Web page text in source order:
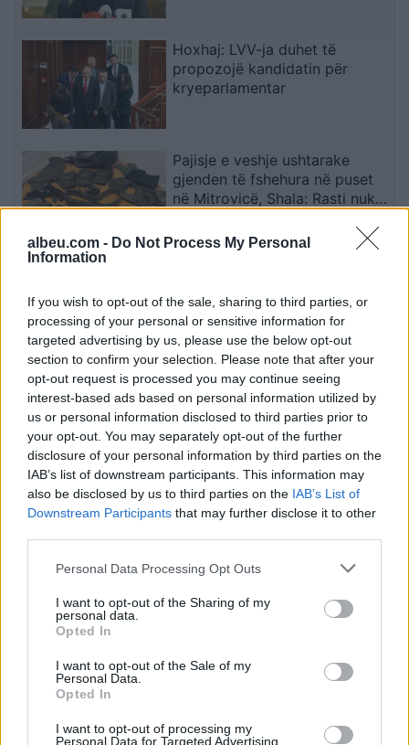
albeu.com - Do Not Process My Personal
Information
If you wish to opt-out of the sale, sharing to third parties, or
processing of your personal or sensitive information for
targeted advertising by us, please use the below opt-out
section to confirm your selection. Please note that after your
opt-out request is processed you may continue seeing
interest-based ads based on personal information utilized by
us or personal information disclosed to third parties prior to
your opt-out. You may separately opt-out of the further
disclosure of your personal information by third parties on the
IAB’s list of downstream participants. This information may
also be disclosed by us to third parties on the IAB’s List of
Downstream Participants that may further disclose it to other
Personal Data Processing Opt Outs
I want to opt-out of the Sharing of my
personal data.
Opted In
I want to opt-out of the Sale of my
Personal Data.
Opted In
I want to opt-out of processing my
Personal Data for Targeted Advertising.
Hoxhaj: LVV-ja duhet të
propozojë kandidatin për
kryeparlamentar
Pajisje e veshje ushtarake
gjenden të fshehura në puset
në Mitrovicë, Shala: Rasti nuk
veçuar
spektatorësh, ndalesa e radhës
në Kavajë
Esim for USA|Esim for Italy| Esim for Spain | Esim